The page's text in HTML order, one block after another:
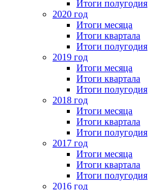
Итоги полугодия
2020 год
Итоги месяца
Итоги квартала
Итоги полугодия
2019 год
Итоги месяца
Итоги квартала
Итоги полугодия
2018 год
Итоги месяца
Итоги квартала
Итоги полугодия
2017 год
Итоги месяца
Итоги квартала
Итоги полугодия
2016 год